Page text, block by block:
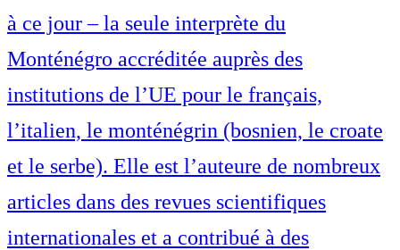
à ce jour – la seule interprète du
Monténégro accréditée auprès des
institutions de l’UE pour le français,
l’italien, le monténégrin (bosnien, le croate
et le serbe). Elle est l’auteure de nombreux
articles dans des revues scientifiques
internationales et a contribué à des